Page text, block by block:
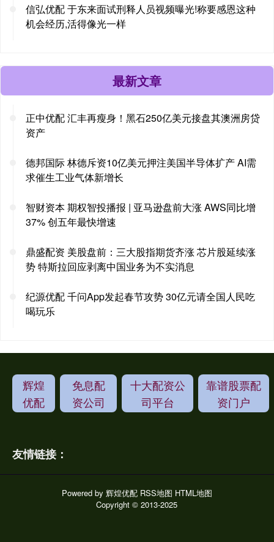
信弘优配 于东来面试刑释人员视频曝光!称要感恩这种
机会经历,活得像光一样
最新文章
正中优配 汇丰再瘦身！黑石250亿美元接盘其澳洲房贷
资产
德邦国际 林德斥资10亿美元押注美国半导体扩产 AI需
求催生工业气体新增长
智财资本 期权智投播报 | 亚马逊盘前大涨 AWS同比增
37% 创五年最快增速
鼎盛配资 美股盘前：三大股指期货齐涨 芯片股延续涨
势 特斯拉回应剥离中国业务为不实消息
纪源优配 千问App发起春节攻势 30亿元请全国人民吃
喝玩乐
辉煌
优配
免息配
资公司
十大配资公
司平台
靠谱股票配
资门户
友情链接：
Powered by 辉煌优配 RSS地图 HTML地图
Copyright© 2013-2025